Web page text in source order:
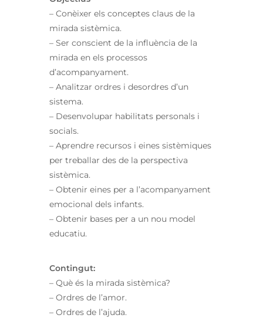
– Conèixer els conceptes claus de la
mirada sistèmica.
– Ser conscient de la influència de la
mirada en els processos
d’acompanyament.
– Analitzar ordres i desordres d’un
sistema.
– Desenvolupar habilitats personals i
socials.
– Aprendre recursos i eines sistèmiques
per treballar des de la perspectiva
sistèmica.
– Obtenir eines per a l’acompanyament
emocional dels infants.
– Obtenir bases per a un nou model
educatiu.
Contingut:
– Què és la mirada sistèmica?
– Ordres de l’amor.
– Ordres de l’ajuda.